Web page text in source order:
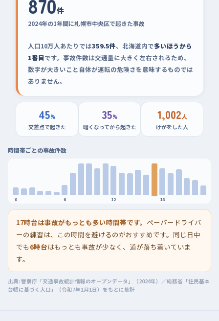
件
2024年の1年間に札幌市中央区で起きた事故
人口10万人あたりでは359.5件、北海道内で多いほうから
1番目です。事故件数は交通量に大きく左右されるため、
数字が大きいこと自体が運転の危険さを意味するものでは
ありません。
45%
交差点で起きた
35%
暗くなってから起きた
1,002人
けがをした人
時間帯ごとの事故件数
0 6 12 18
17時台は事故がもっとも多い時間帯です。 ペーパードライバ
ーの練習は、この時間を避けるのがおすすめです。同じ日中
でも 6時台はもっとも事故が少なく、道が落ち着いていま
す。
出典: 警察庁「交通事故統計情報のオープンデータ」（2024年）／総務省「住民基本
台帳に基づく人口」（令和7年1月1日）をもとに集計